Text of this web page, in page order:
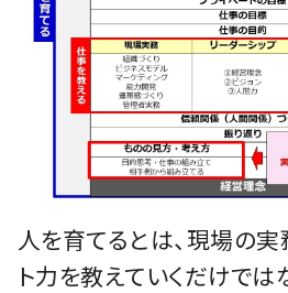
人を育てるとは、現場の
ト力を教えていくだけでは